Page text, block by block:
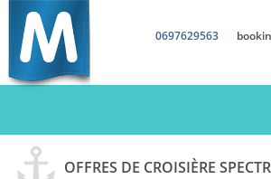
0697629563
OFFRES DE CROISIÈRE